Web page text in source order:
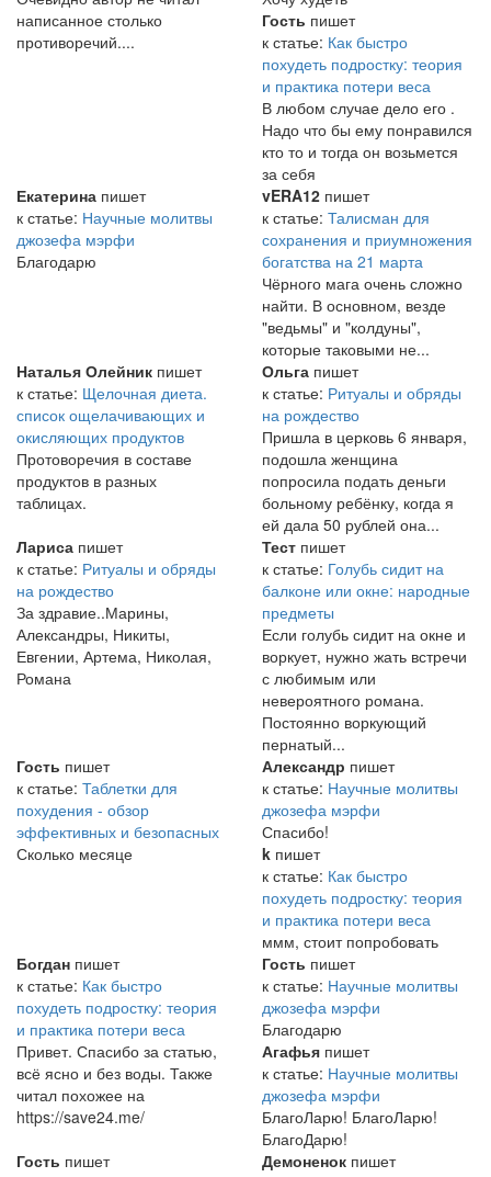
написанное столько
противоречий....
Гость пишет
к статье: Как быстро
похудеть подростку: теория
и практика потери веса
В любом случае дело его .
Надо что бы ему понравился
кто то и тогда он возьмется
за себя
Екатерина пишет
к статье: Научные молитвы
джозефа мэрфи
Благодарю
vERA12 пишет
к статье: Талисман для
сохранения и приумножения
богатства на 21 марта
Чёрного мага очень сложно
найти. В основном, везде
"ведьмы" и "колдуны",
которые таковыми не...
Наталья Олейник пишет
к статье: Щелочная диета.
список ощелачивающих и
окисляющих продуктов
Протоворечия в составе
продуктов в разных
таблицах.
Ольга пишет
к статье: Ритуалы и обряды
на рождество
Пришла в церковь 6 января,
подошла женщина
попросила подать деньги
больному ребёнку, когда я
ей дала 50 рублей она...
Лариса пишет
к статье: Ритуалы и обряды
на рождество
За здравие..Марины,
Александры, Никиты,
Евгении, Артема, Николая,
Романа
Тест пишет
к статье: Голубь сидит на
балконе или окне: народные
предметы
Если голубь сидит на окне и
воркует, нужно жать встречи
с любимым или
невероятного романа.
Постоянно воркующий
пернатый...
Гость пишет
к статье: Таблетки для
похудения - обзор
эффективных и безопасных
Сколько месяце
Александр пишет
к статье: Научные молитвы
джозефа мэрфи
Спасибо!
k пишет
к статье: Как быстро
похудеть подростку: теория
и практика потери веса
ммм, стоит попробовать
Богдан пишет
к статье: Как быстро
похудеть подростку: теория
и практика потери веса
Привет. Спасибо за статью,
всё ясно и без воды. Также
читал похожее на
https://save24.me/
Гость пишет
к статье: Научные молитвы
джозефа мэрфи
Благодарю
Агафья пишет
к статье: Научные молитвы
джозефа мэрфи
БлагоЛарю! БлагоЛарю!
БлагоДарю!
Гость пишет
Демоненок пишет